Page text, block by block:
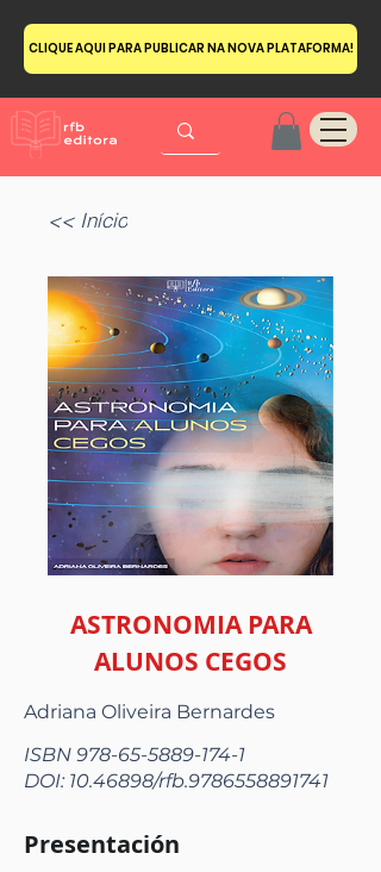
CLIQUE AQUI PARA PUBLICAR NA NOVA PLATAFORMA!
<< Início
ASTRONOMIA PARA
ALUNOS CEGOS
Adriana Oliveira Bernardes
ISBN 978-65-5889-174-1
DOI: 10.46898/rfb.9786558891741
Presentación